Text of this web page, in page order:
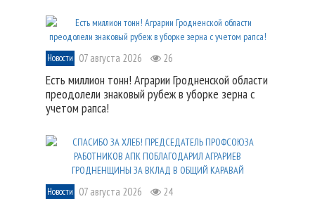
Новости 07 августа 2026 26
Есть миллион тонн! Аграрии Гродненской области
преодолели знаковый рубеж в уборке зерна с
учетом рапса!
Новости 07 августа 2026 24